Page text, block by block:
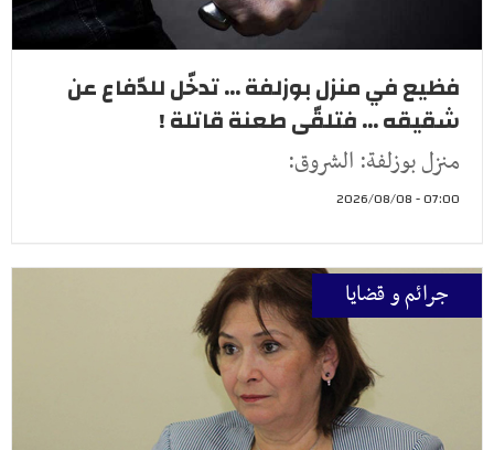
فظيع في منزل بوزلفة ... تدخّل للدّفاع عن
شقيقه ... فتلقّى طعنة قاتلة !
منزل بوزلفة: الشروق:
07:00 - 2026/08/08
جرائم و قضايا